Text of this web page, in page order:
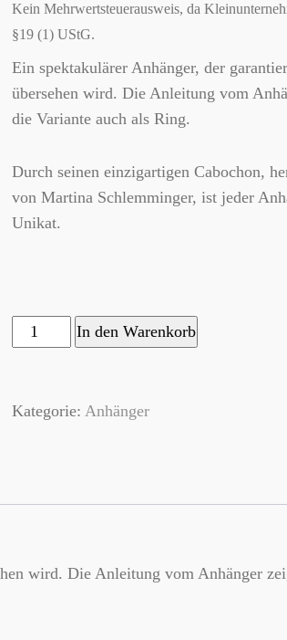
Kein Mehrwertsteuerausweis, da
§19 (1) UStG.
Ein spektakulärer Anhänger, der
übersehen wird. Die Anleitung vom
die Variante auch als Ring.
Durch seinen einzigartigen Cabochon,
von Martina Schlemminger, ist jeder
Unikat.
"Arista"
In den Warenkorb
Kategorie: Anhänger
wird. Die Anleitung vom Anhänger